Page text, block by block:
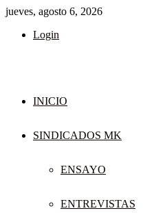
jueves, agosto 6, 2026
Login
INICIO
SINDICADOS MK
ENSAYO
ENTREVISTAS